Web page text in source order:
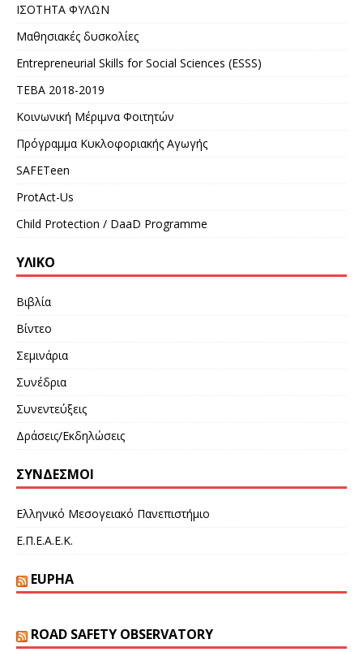
ΙΣΟΤΗΤΑ ΦΥΛΩΝ
Μαθησιακές δυσκολίες
Entrepreneurial Skills for Social Sciences (ESSS)
ΤΕΒΑ 2018-2019
Κοινωνική Μέριμνα Φοιτητών
Πρόγραμμα Κυκλοφοριακής Αγωγής
SAFETeen
ProtAct-Us
Child Protection / DaaD Programme
ΥΛΙΚΌ
Βιβλία
Βίντεο
Σεμινάρια
Συνέδρια
Συνεντεύξεις
Δράσεις/Εκδηλώσεις
ΣΎΝΔΕΣΜΟΙ
Ελληνικό Μεσογειακό Πανεπιστήμιο
Ε.Π.Ε.Α.Ε.Κ.
EUPHA
ROAD SAFETY OBSERVATORY